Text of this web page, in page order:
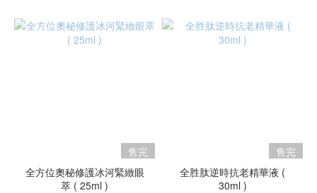
價格
售完
全方位奧秘修護冰河緊緻眼
萃 ( 25ml )
售完
全胜肽逆時抗老精華液 (
30ml )